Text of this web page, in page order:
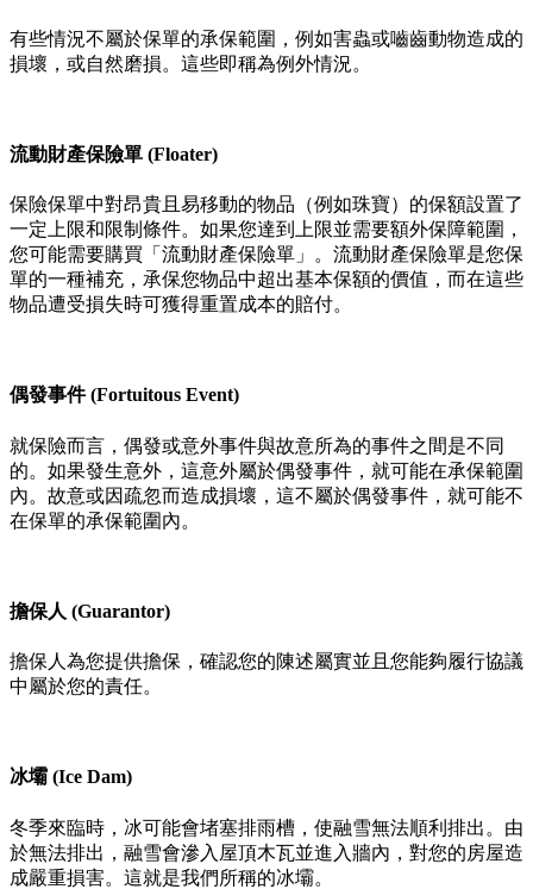
有些情況不屬於保單的承保範圍，例如害蟲或嚙齒動物造成的
損壞，或自然磨損。這些即稱為例外情況。
流動財產保險單 (Floater)
保險保單中對昂貴且易移動的物品（例如珠寶）的保額設置了
一定上限和限制條件。如果您達到上限並需要額外保障範圍，
您可能需要購買「流動財產保險單」。流動財產保險單是您保
單的一種補充，承保您物品中超出基本保額的價值，而在這些
物品遭受損失時可獲得重置成本的賠付。
偶發事件 (Fortuitous Event)
就保險而言，偶發或意外事件與故意所為的事件之間是不同
的。如果發生意外，這意外屬於偶發事件，就可能在承保範圍
內。故意或因疏忽而造成損壞，這不屬於偶發事件，就可能不
在保單的承保範圍內。
擔保人 (Guarantor)
擔保人為您提供擔保，確認您的陳述屬實並且您能夠履行協議
中屬於您的責任。
冰壩 (Ice Dam)
冬季來臨時，冰可能會堵塞排雨槽，使融雪無法順利排出。由
於無法排出，融雪會滲入屋頂木瓦並進入牆內，對您的房屋造
成嚴重損害。這就是我們所稱的冰壩。